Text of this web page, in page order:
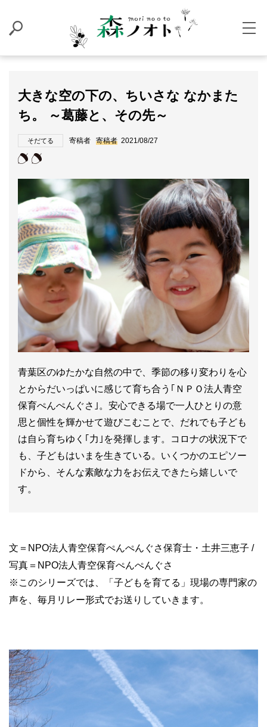
大きな空の下の、ちいさな なかまた
ち。 ～葛藤と、その先～
そだてる 寄稿者 寄稿者 2021/08/27
青葉区のゆたかな自然の中で、季節の移り変わりを心
とからだいっぱいに感じて育ち合う｢ＮＰＯ法人青空
保育ぺんぺんぐさ｣。安心できる場で一人ひとりの意
思と個性を輝かせて遊びこむことで、だれでも子ども
は自ら育ちゆく｢力｣を発揮します。コロナの状況下で
も、子どもはいまを生きている。いくつかのエピソー
ドから、そんな素敵な力をお伝えできたら嬉しいで
す。
文＝NPO法人青空保育ぺんぺんぐさ保育士・土井三恵子 /
写真＝NPO法人青空保育ぺんぺんぐさ
※このシリーズでは、「子どもを育てる」現場の専門家の
声を、毎月リレー形式でお送りしていきます。